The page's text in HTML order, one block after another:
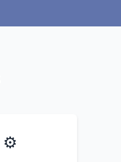
⚙️